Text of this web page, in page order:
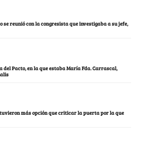
se reunió con la congresista que investigaba a su jefe,
Pacto, en la que estaba María Fda. Carrascal,
tuvieron más opción que criticar la puerta por la que